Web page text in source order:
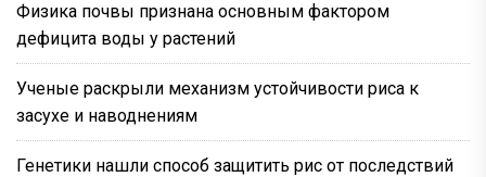
Физика почвы признана основным фактором
дефицита воды у растений
Ученые раскрыли механизм устойчивости риса к
засухе и наводнениям
Генетики нашли способ защитить рис от последствий